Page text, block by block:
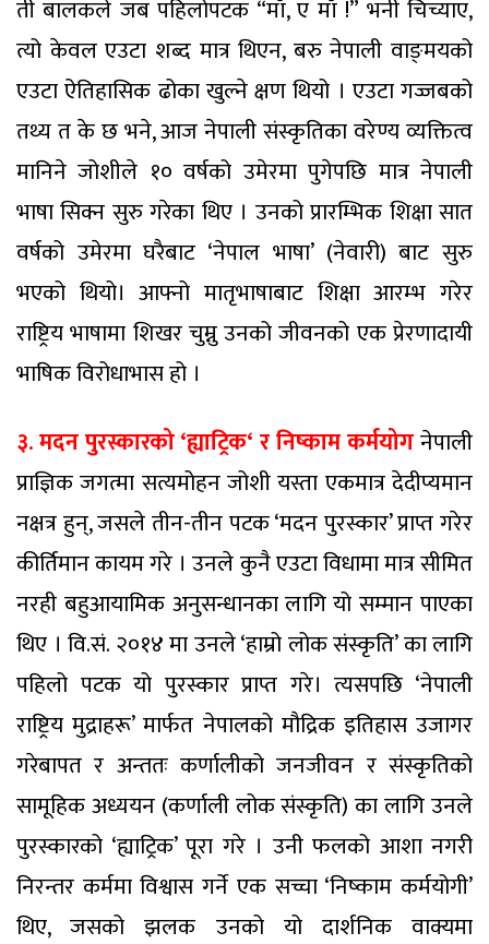
ती बालकले जब पहिलोपटक “माँ, ए माँ !” भनी चिच्याए,
त्यो केवल एउटा शब्द मात्र थिएन, बरु नेपाली वाङ्‍मयको
एउटा ऐतिहासिक ढोका खुल्ने क्षण थियो । एउटा गज्जबको
तथ्य त के छ भने, आज नेपाली संस्कृतिका वरेण्य व्यक्तित्व
मानिने जोशीले १० वर्षको उमेरमा पुगेपछि मात्र नेपाली
भाषा सिक्न सुरु गरेका थिए । उनको प्रारम्भिक शिक्षा सात
वर्षको उमेरमा घरैबाट ‘नेपाल भाषा’ (नेवारी) बाट सुरु
भएको थियो। आफ्नो मातृभाषाबाट शिक्षा आरम्भ गरेर
राष्ट्रिय भाषामा शिखर चुम्नु उनको जीवनको एक प्रेरणादायी
भाषिक विरोधाभास हो ।
३. मदन पुरस्कारको‘ह्याट्रिक‘ र निष्काम कर्मयोगनेपाली
प्राज्ञिक जगत्मा सत्यमोहन जोशी यस्ता एकमात्र देदीप्यमान
नक्षत्र हुन्, जसले तीन-तीन पटक ‘मदन पुरस्कार’ प्राप्त गरेर
कीर्तिमान कायम गरे । उनले कुनै एउटा विधामा मात्र सीमित
नरही बहुआयामिक अनुसन्धानका लागि यो सम्मान पाएका
थिए । वि.सं. २०१४ मा उनले ‘हाम्रो लोक संस्कृति’ का लागि
पहिलो पटक यो पुरस्कार प्राप्त गरे। त्यसपछि ‘नेपाली
राष्ट्रिय मुद्राहरू’ मार्फत नेपालको मौद्रिक इतिहास उजागर
गरेबापत र अन्ततः कर्णालीको जनजीवन र संस्कृतिको
सामूहिक अध्ययन (कर्णाली लोक संस्कृति) का लागि उनले
पुरस्कारको ‘ह्याट्रिक’ पूरा गरे । उनी फलको आशा नगरी
निरन्तर कर्ममा विश्वास गर्ने एक सच्चा ‘निष्काम कर्मयोगी’
थिए, जसको झलक उनको यो दार्शनिक वाक्यमा